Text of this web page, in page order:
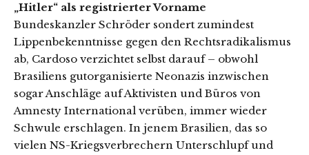
„Hitler“ als registrierter Vorname
Bundeskanzler Schröder sondert zumindest
Lippenbekenntnisse gegen den Rechtsradikalismus
ab, Cardoso verzichtet selbst darauf – obwohl
Brasiliens gutorganisierte Neonazis inzwischen
sogar Anschläge auf Aktivisten und Büros von
Amnesty International verüben, immer wieder
Schwule erschlagen. In jenem Brasilien, das so
vielen NS-Kriegsverbrechern Unterschlupf und